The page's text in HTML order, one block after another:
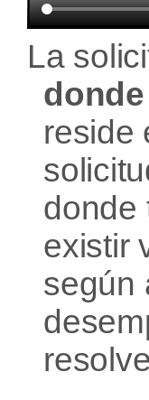
La
reside
donde
existir
según